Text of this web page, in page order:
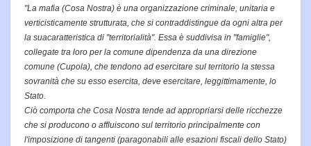
"La mafia (Cosa Nostra) è una organizzazione criminale, unitaria e
verticisticamente strutturata, che si contraddistingue da ogni altra per
la suacaratteristica di "territorialità". Essa è suddivisa in "famiglie",
collegate tra loro per la comune dipendenza da una direzione
comune (Cupola), che tendono ad esercitare sul territorio la stessa
sovranità che su esso esercita, deve esercitare, leggittimamente, lo
Stato.
Ciò comporta che Cosa Nostra tende ad appropriarsi delle ricchezze
che si producono o affluiscono sul territorio principalmente con
l'imposizione di tangenti (paragonabili alle esazioni fiscali dello Stato)